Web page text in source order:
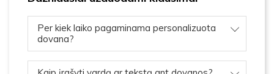
Per kiek laiko pagaminama personalizuota
dovana?